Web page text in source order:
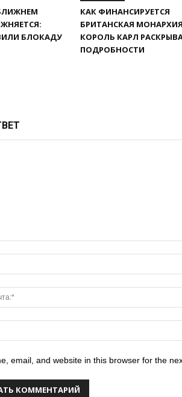
БЛОКАДУ
КАК ФИНАНСИРУЕТСЯ
БРИТАНСКАЯ
КОРОЛЬ КАРЛ
ПОДРОБНОСТИ
email, and website in this browser for the